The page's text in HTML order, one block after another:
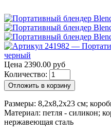
Цена 2390.00 руб
Количество:
Отложить в корзину
Размеры: 8,2х8,2х23 см;
Материал: петля - силикон;
нержавеющая сталь